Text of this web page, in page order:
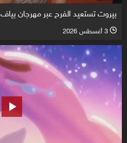
بيروت تستعيد الفرح عبر مهرجان بياف
l 3 أغسطس 2026